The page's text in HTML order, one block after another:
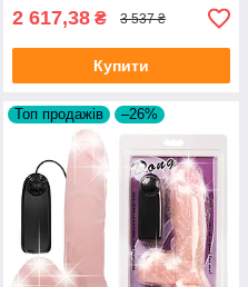
2 617,38 ₴ 3 537 ₴
Купити
Топ продажів –26%